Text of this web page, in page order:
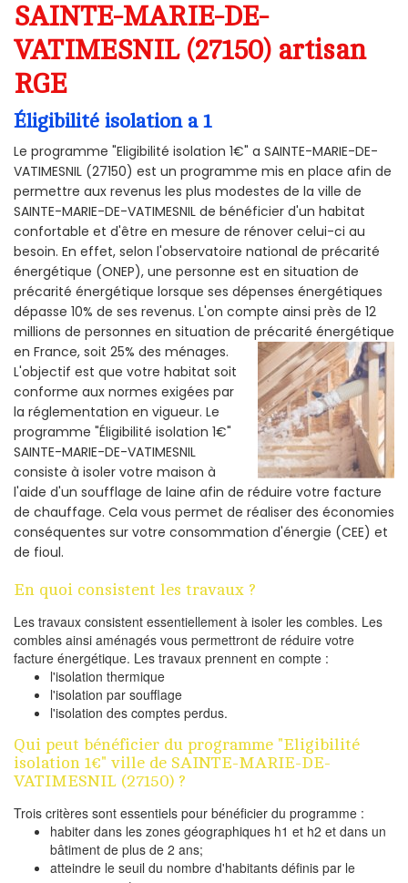
SAINTE-MARIE-DE-
VATIMESNIL (27150) artisan
RGE
Éligibilité isolation a 1
Le programme "Eligibilité isolation 1€" a SAINTE-MARIE-DE-
VATIMESNIL (27150) est un programme mis en place afin de
permettre aux revenus les plus modestes de la ville de
SAINTE-MARIE-DE-VATIMESNIL de bénéficier d'un habitat
confortable et d'être en mesure de rénover celui-ci au
besoin. En effet, selon l'observatoire national de précarité
énergétique (ONEP), une personne est en situation de
précarité énergétique lorsque ses dépenses énergétiques
dépasse 10% de ses revenus. L'on compte ainsi près de 12
millions de personnes en situation de précarité énergétique
en France, soit 25% des ménages.
L'objectif est que votre habitat soit
conforme aux normes exigées par
la réglementation en vigueur. Le
programme "Éligibilité isolation 1€"
SAINTE-MARIE-DE-VATIMESNIL
consiste à isoler votre maison à
l'aide d'un soufflage de laine afin de réduire votre facture
de chauffage. Cela vous permet de réaliser des économies
conséquentes sur votre consommation d'énergie (CEE) et
de fioul.
En quoi consistent les travaux ?
Les travaux consistent essentiellement à isoler les combles. Les
combles ainsi aménagés vous permettront de réduire votre
facture énergétique. Les travaux prennent en compte :
l'isolation thermique
l'isolation par soufflage
l'isolation des comptes perdus.
Qui peut bénéficier du programme "Eligibilité
isolation 1€" ville de SAINTE-MARIE-DE-
VATIMESNIL (27150) ?
Trois critères sont essentiels pour bénéficier du programme :
habiter dans les zones géographiques h1 et h2 et dans un
bâtiment de plus de 2 ans;
atteindre le seuil du nombre d'habitants définis par le